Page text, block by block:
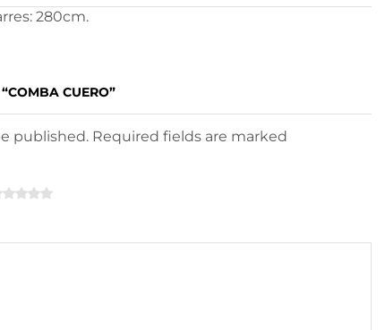
280cm.
CUERO”
published. Required fields are marked